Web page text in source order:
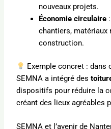
nouveaux projets.
Économie circulaire
chantiers, matériaux
construction.
Exemple concret : dans
SEMNA a intégré des
dispositifs pour réduire la
créant des lieux agréables
SEMNA et l’avenir de